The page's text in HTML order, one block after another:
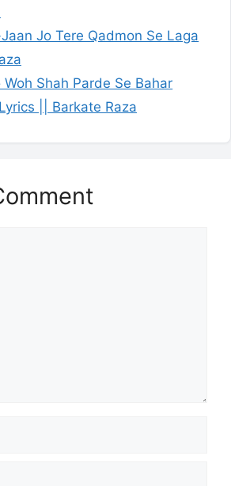
Jo Tere Qadmon Se Laga
Shah Parde Se Bahar
|| Barkate Raza